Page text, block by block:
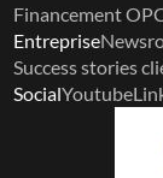
Financement
Entreprise
Success stories
SocialYoutube